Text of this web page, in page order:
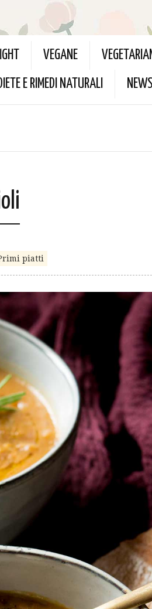
VEGANE
E RIMEDI NATURALI NEWS
piatti